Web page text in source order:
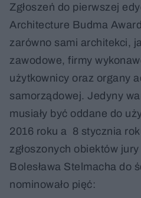
Zgłoszeń do pierwszej
Architecture Budma
zarówno sami architekci,
zawodowe, firmy
użytkownicy oraz organy
samorządowej. Jedyny
musiały być oddane do
2016 roku a 8 stycznia
zgłoszonych obiektów
Bolesława Stelmacha do
nominowało pięć: